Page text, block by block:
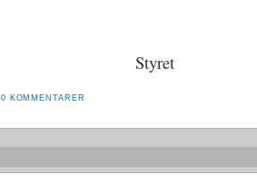
Styret
0 KOMMENTARER